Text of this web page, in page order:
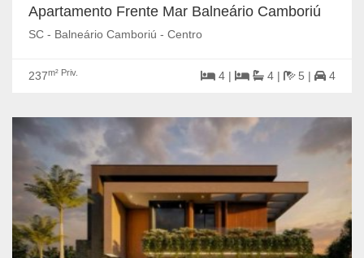
Apartamento Frente Mar Balneário Camboriú
SC - Balneário Camboriú - Centro
237m² Priv. 4 | 4 | 5 | 4